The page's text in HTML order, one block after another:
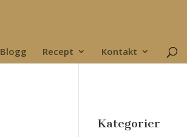
Blogg Recept Kontakt
Kategorier